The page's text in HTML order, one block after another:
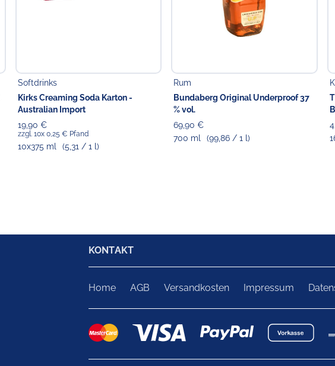
Softdrinks
Kirks Creaming Soda Karton -
Australian Import
19,90 €
zzgl. 10x 0,25 € Pfand
10x375 ml (5,31 / 1 l)
Rum
Bundaberg Original Underproof 37
% vol.
69,90 €
700 ml
(99,86 / 1 l)
KONTAKT
Home AGB Versandkosten Impressum